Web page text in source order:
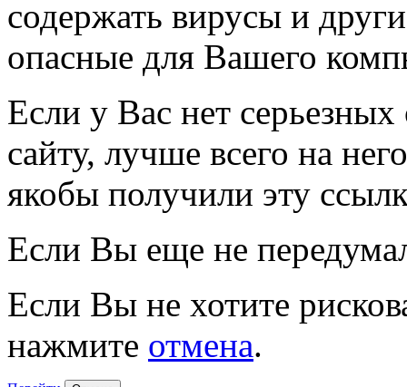
содержать вирусы и
опасные для Вашего
Если у Вас нет
сайту, лучше всего на
якобы получили эту
Если Вы еще не
Если Вы не хотите
нажмите отмена.